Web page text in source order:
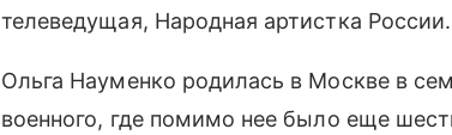
телеведущая, Народная артистка России.
Ольга Науменко родилась в Москве в
военного, где помимо нее было еще